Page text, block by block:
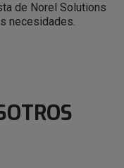
de Norel Solutions
necesidades.